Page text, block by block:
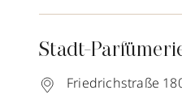
Stadt-
Friedrichstraße